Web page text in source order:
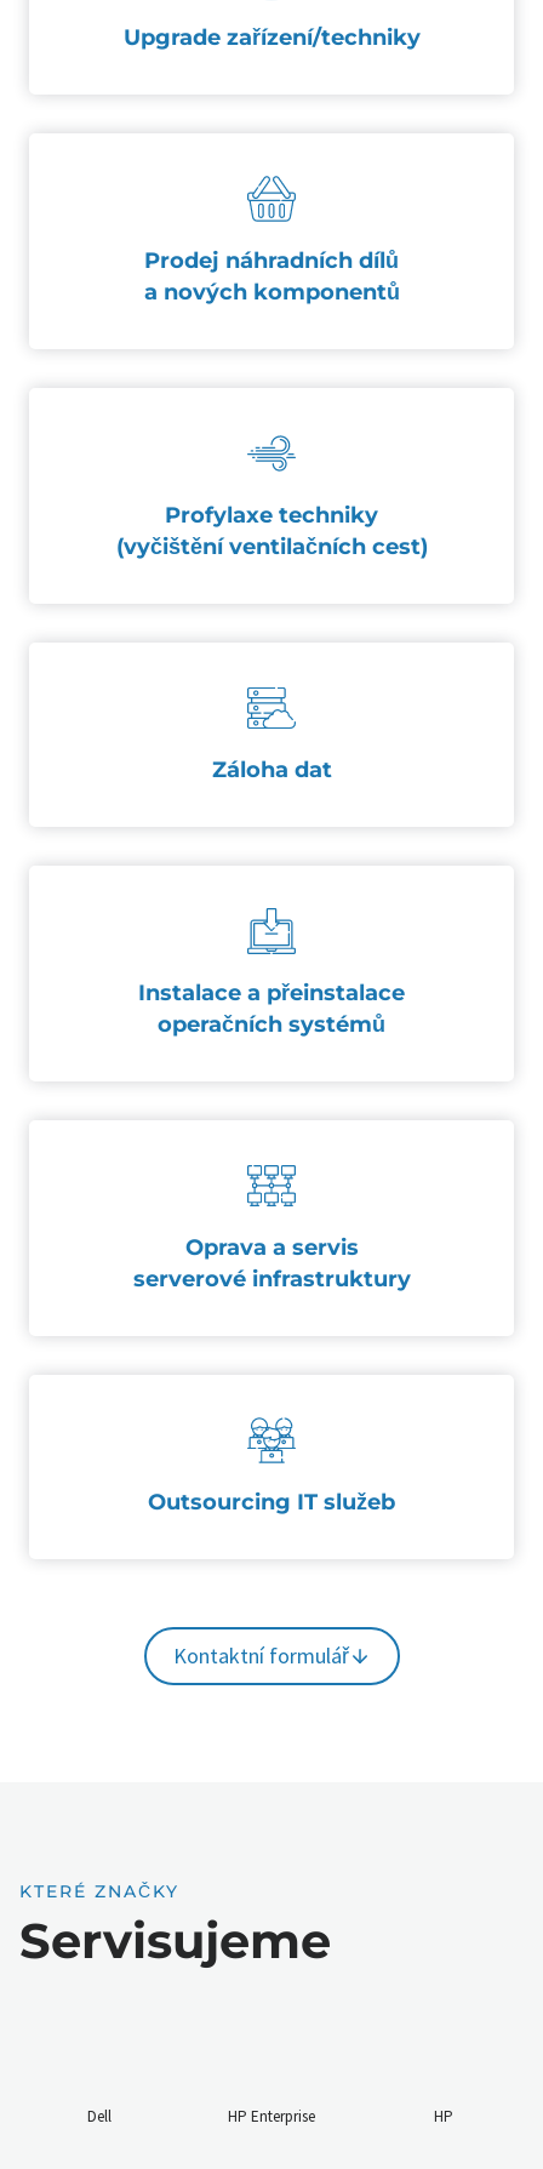
Upgrade zařízení/techniky
Prodej náhradních dílů
a nových komponentů
Profylaxe techniky
(vyčištění ventilačních cest)
Záloha dat
Instalace a přeinstalace
operačních systémů
Oprava a servis
serverové infrastruktury
Outsourcing IT služeb
Kontaktní formulář
KTERÉ ZNAČKY
Servisujeme
Dell HP Enterprise HP